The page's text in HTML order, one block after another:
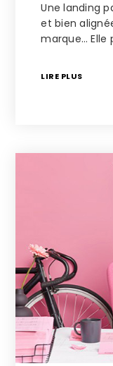
Une landing
et bien
marque… Elle
LIRE PLUS